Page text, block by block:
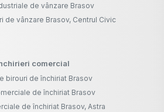
de vânzare Brasov
de vânzare Brasov, Centrul Civic
comercial
birouri de închiriat Brasov
de închiriat Brasov
de închiriat Brasov, Astra